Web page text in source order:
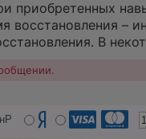
приобретенных
–
В